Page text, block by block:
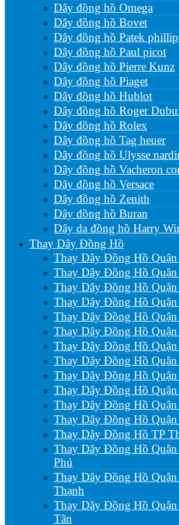
Dây đồng hồ Omega
Dây đồng hồ Bovet
Dây đồng hồ Patek
Dây đồng hồ Paul picot
Dây đồng hồ Pierre Kunz
Dây đồng hồ Piaget
Dây đồng hồ Hublot
Dây đồng hồ Roger
Dây đồng hồ Rolex
Dây đồng hồ Tag heuer
Dây đồng hồ Ulysse
Dây đồng hồ Vacheron
Dây đồng hồ Versace
Dây đồng hồ Zenith
Dây đồng hồ Buran
Dây da đồng hồ Harry
Thay Dây Đồng Hồ
Thay Dây Đồng Hồ Quận
Thay Dây Đồng Hồ Quận
Thay Dây Đồng Hồ Quận
Thay Dây Đồng Hồ
Thay Dây Đồng Hồ Quận
Thay Dây Đồng Hồ Quận
Thay Dây Đồng Hồ Quận
Thay Dây Đồng Hồ Quận
Thay Dây Đồng Hồ Quận
Thay Dây Đồng Hồ Quận
Thay Dây Đồng Hồ Quận
Thay Dây Đồng Hồ Quận
Thay Dây Đồng Hồ TP
Thay Dây Đồng Hồ Quận
Phú
Thay Dây Đồng Hồ
Thạnh
Thay Dây Đồng Hồ
Tân